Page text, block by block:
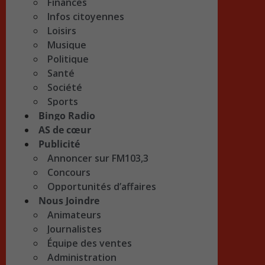
Infos citoyennes
Loisirs
Musique
Politique
Santé
Société
Sports
Bingo Radio
AS de cœur
Publicité
Annoncer sur FM103,3
Concours
Opportunités d’affaires
Nous Joindre
Animateurs
Journalistes
Équipe des ventes
Administration